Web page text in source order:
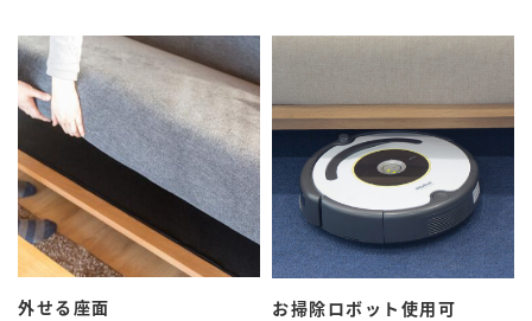
外せる座面 お掃除ロボット使用可